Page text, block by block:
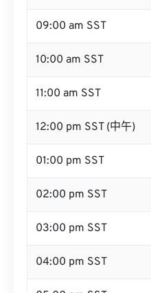
09:00 am SST
10:00 am SST
11:00 am SST
12:00 pm SST (中午)
01:00 pm SST
02:00 pm SST
03:00 pm SST
04:00 pm SST